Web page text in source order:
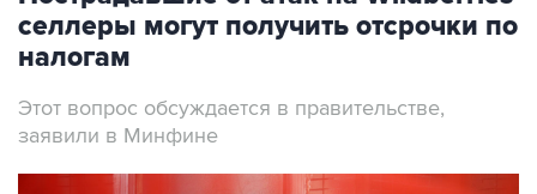
селлеры могут получить отсрочки по
налогам
Этот вопрос обсуждается в правительстве,
заявили в Минфине